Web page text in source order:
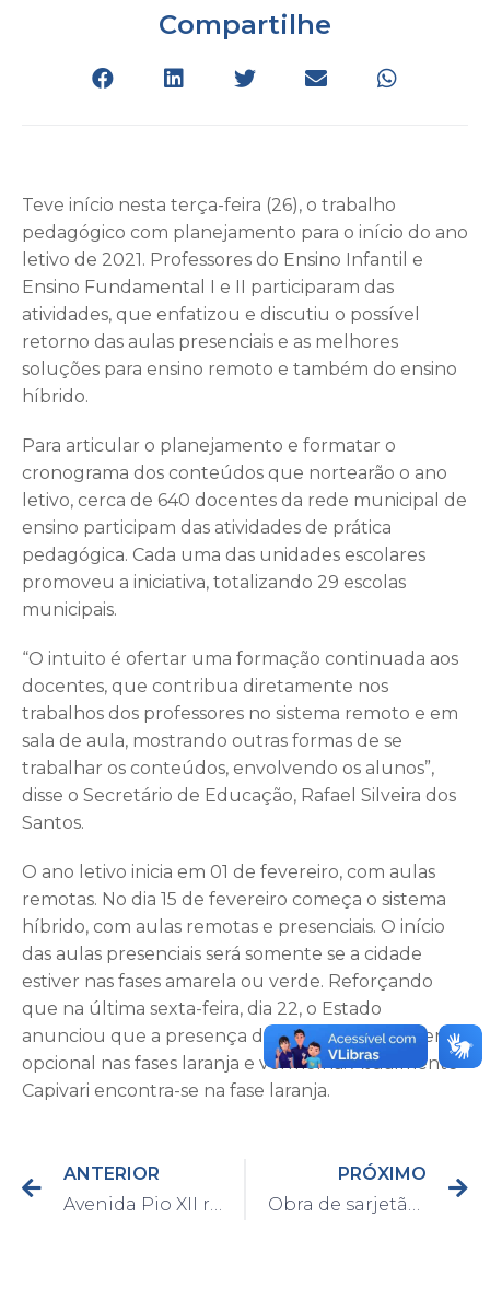
Compartilhe
Teve início nesta terça-feira (26), o trabalho
pedagógico com planejamento para o início do ano
letivo de 2021. Professores do Ensino Infantil e
Ensino Fundamental I e II participaram das
atividades, que enfatizou e discutiu o possível
retorno das aulas presenciais e as melhores
soluções para ensino remoto e também do ensino
híbrido.
Para articular o planejamento e formatar o
cronograma dos conteúdos que nortearão o ano
letivo, cerca de 640 docentes da rede municipal de
ensino participam das atividades de prática
pedagógica. Cada uma das unidades escolares
promoveu a iniciativa, totalizando 29 escolas
municipais.
“O intuito é ofertar uma formação continuada aos
docentes, que contribua diretamente nos
trabalhos dos professores no sistema remoto e em
sala de aula, mostrando outras formas de se
trabalhar os conteúdos, envolvendo os alunos”,
disse o Secretário de Educação, Rafael Silveira dos
Santos.
O ano letivo inicia em 01 de fevereiro, com aulas
remotas. No dia 15 de fevereiro começa o sistema
híbrido, com aulas remotas e presenciais. O início
das aulas presenciais será somente se a cidade
estiver nas fases amarela ou verde. Reforçando
que na última sexta-feira, dia 22, o Estado
anunciou que a presença dos alunos passa a ser
opcional nas fases laranja e vermelha. Atualmente
Capivari encontra-se na fase laranja.
ANTERIOR
Avenida Pio XII recebe limpeza nesta terça-feira
PRÓXIMO
Obra de sarjetão é finalizada e trânsito liberado na Avenida Dr. Rodrigues Alves